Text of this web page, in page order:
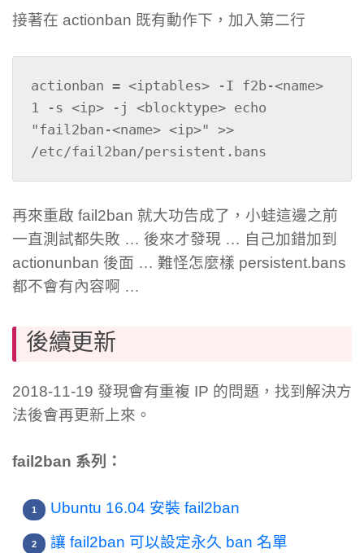
接著在 actionban 既有動作下，加入第二行
actionban = <iptables> -I f2b-<name>
1 -s <ip> -j <blocktype> echo
"fail2ban-<name> <ip>" >>
/etc/fail2ban/persistent.bans
再來重啟 fail2ban 就大功告成了，小蛙這邊之前
一直測試都失敗 … 後來才發現 … 自己加錯加到
actionunban 後面 … 難怪怎麼樣 persistent.bans
都不會有內容啊 …
後續更新
2018-11-19 發現會有重複 IP 的問題，找到解決方
法後會再更新上來。
fail2ban 系列：
Ubuntu 16.04 安裝 fail2ban
讓 fail2ban 可以設定永久 ban 名單